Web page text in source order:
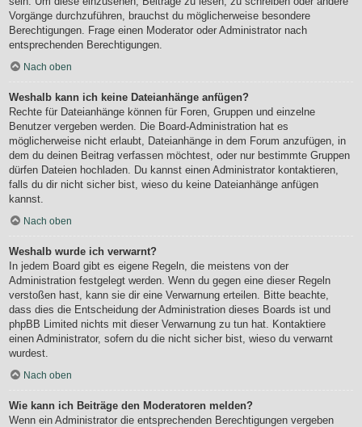
Vorgänge durchzuführen, brauchst du möglicherweise besondere
Berechtigungen. Frage einen Moderator oder Administrator nach
entsprechenden Berechtigungen.
Nach oben
Weshalb kann ich keine Dateianhänge anfügen?
Rechte für Dateianhänge können für Foren, Gruppen und einzelne
Benutzer vergeben werden. Die Board-Administration hat es
möglicherweise nicht erlaubt, Dateianhänge in dem Forum anzufügen, in
dem du deinen Beitrag verfassen möchtest, oder nur bestimmte Gruppen
dürfen Dateien hochladen. Du kannst einen Administrator kontaktieren,
falls du dir nicht sicher bist, wieso du keine Dateianhänge anfügen
kannst.
Nach oben
Weshalb wurde ich verwarnt?
In jedem Board gibt es eigene Regeln, die meistens von der
Administration festgelegt werden. Wenn du gegen eine dieser Regeln
verstoßen hast, kann sie dir eine Verwarnung erteilen. Bitte beachte,
dass dies die Entscheidung der Administration dieses Boards ist und
phpBB Limited nichts mit dieser Verwarnung zu tun hat. Kontaktiere
einen Administrator, sofern du die nicht sicher bist, wieso du verwarnt
wurdest.
Nach oben
Wie kann ich Beiträge den Moderatoren melden?
Wenn ein Administrator die entsprechenden Berechtigungen vergeben